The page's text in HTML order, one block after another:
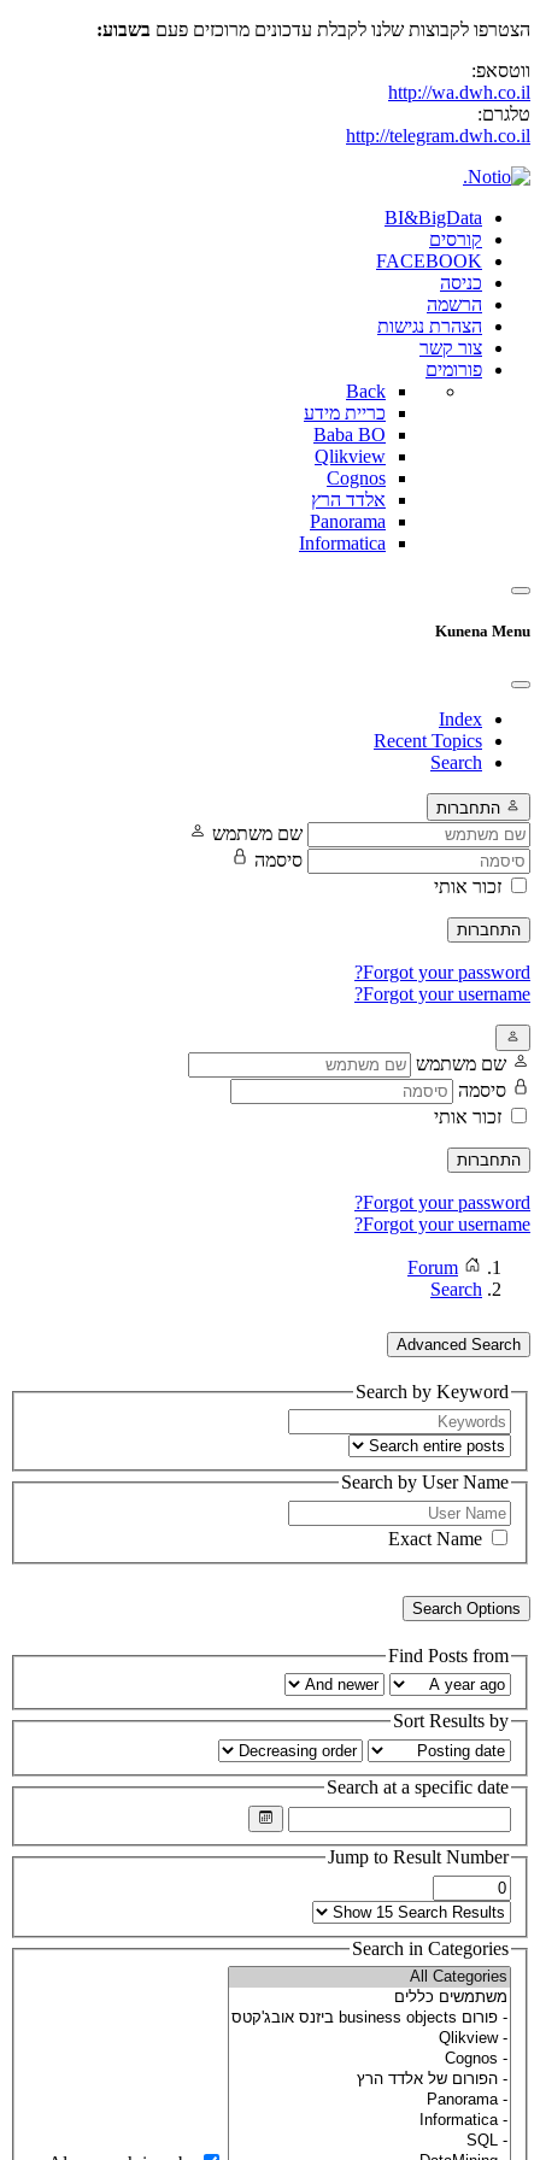
הצטרפו לקבוצות שלנו לקבלת עדכונים מרוכזים פעם בשבוע:
ווטסאפ:
http://wa.dwh.co.il
טלגרם:
http://telegram.dwh.co.il
BI&BigData
קורסים
FACEBOOK
כניסה
הרשמה
הצהרת נגישות
צור קשר
פורומים
Back
כריית מידע
Baba BO
Qlikview
Cognos
אלדד הרץ
Panorama
Informatica
Kunena Menu
Index
Recent Topics
Search
התחברות
שם משתמש
סיסמה
זכור אותי
התחברות
Forgot your password?
Forgot your username?
שם משתמש
סיסמה
זכור אותי
התחברות
Forgot your password?
Forgot your username?
Forum
Search
Advanced Search
Search by Keyword
Search by User Name
Search Options
Find Posts from
Sort Results by
Search at a specific date
Jump to Result Number
Search in Categories